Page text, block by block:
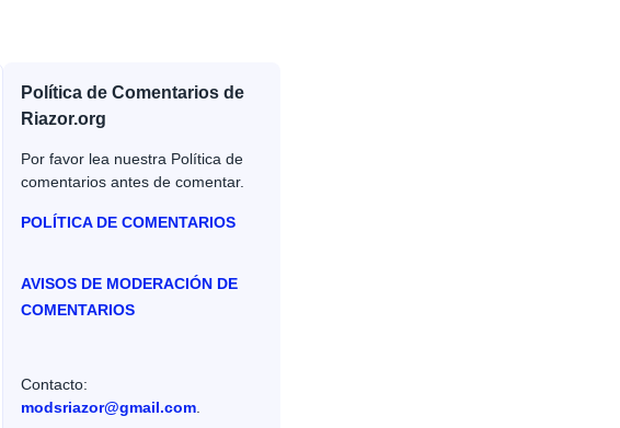
Política de Comentarios de
Riazor.org
Por favor lea nuestra Política de
comentarios antes de comentar.
POLÍTICA DE COMENTARIOS
AVISOS DE MODERACIÓN DE
COMENTARIOS
Contacto:
modsriazor@gmail.com.